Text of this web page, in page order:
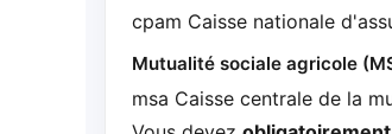
cpam Caisse nationale
Mutualité sociale agricole
msa Caisse centrale de la